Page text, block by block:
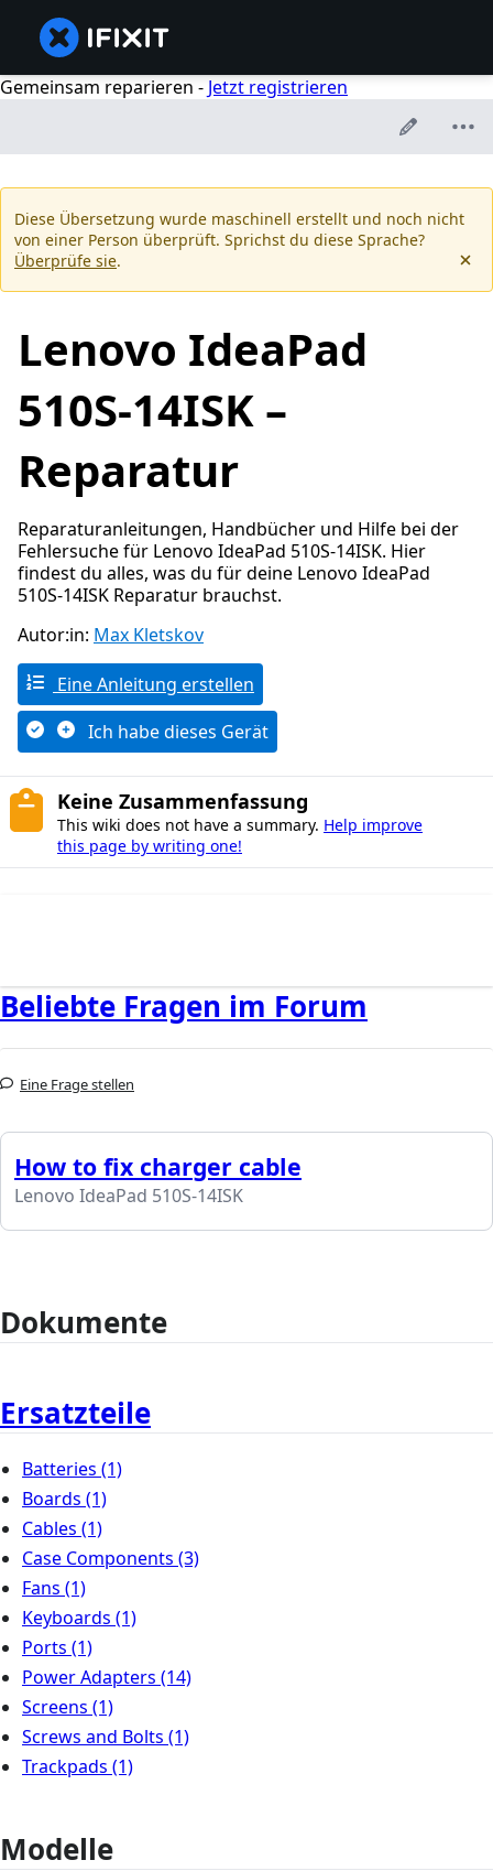
Gemeinsam reparieren - Jetzt registrieren
Diese Übersetzung wurde maschinell erstellt und noch nicht
von einer Person überprüft. Sprichst du diese Sprache?
Überprüfe sie.
Lenovo IdeaPad
510S-14ISK –
Reparatur
Reparaturanleitungen, Handbücher und Hilfe bei der
Fehlersuche für Lenovo IdeaPad 510S-14ISK. Hier
findest du alles, was du für deine Lenovo IdeaPad
510S-14ISK Reparatur brauchst.
Autor:in: Max Kletskov
Eine Anleitung erstellen
Ich habe dieses Gerät
Keine Zusammenfassung
This wiki does not have a summary. Help improve
this page by writing one!
Beliebte Fragen im Forum
Eine Frage stellen
How to fix charger cable
Lenovo IdeaPad 510S-14ISK
Dokumente
Ersatzteile
Batteries (1)
Boards (1)
Cables (1)
Case Components (3)
Fans (1)
Keyboards (1)
Ports (1)
Power Adapters (14)
Screens (1)
Screws and Bolts (1)
Trackpads (1)
Modelle